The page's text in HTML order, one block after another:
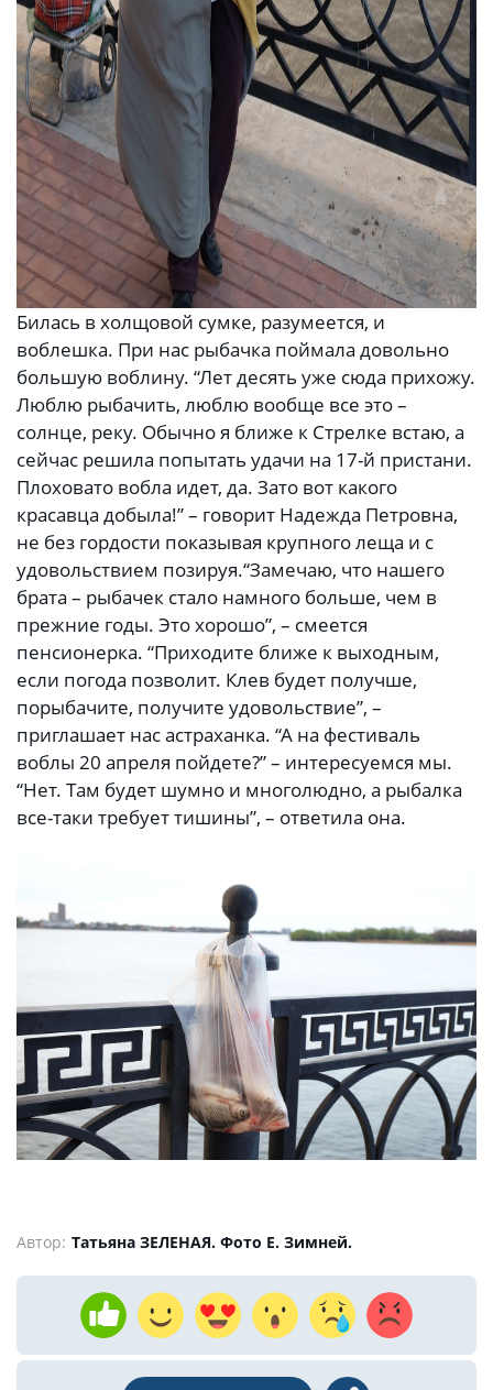
Билась в холщовой сумке, разумеется, и
воблешка. При нас рыбачка поймала довольно
большую воблину. “Лет десять уже сюда прихожу.
Люблю рыбачить, люблю вообще все это –
солнце, реку. Обычно я ближе к Стрелке встаю, а
сейчас решила попытать удачи на 17-й пристани.
Плоховато вобла идет, да. Зато вот какого
красавца добыла!” – говорит Надежда Петровна,
не без гордости показывая крупного леща и с
удовольствием позируя.“Замечаю, что нашего
брата – рыбачек стало намного больше, чем в
прежние годы. Это хорошо”, – смеется
пенсионерка. “Приходите ближе к выходным,
если погода позволит. Клев будет получше,
порыбачите, получите удовольствие”, –
приглашает нас астраханка. “А на фестиваль
воблы 20 апреля пойдете?” – интересуемся мы.
“Нет. Там будет шумно и многолюдно, а рыбалка
все-таки требует тишины”, – ответила она.
Автор: Татьяна ЗЕЛЕНАЯ. Фото Е. Зимней.